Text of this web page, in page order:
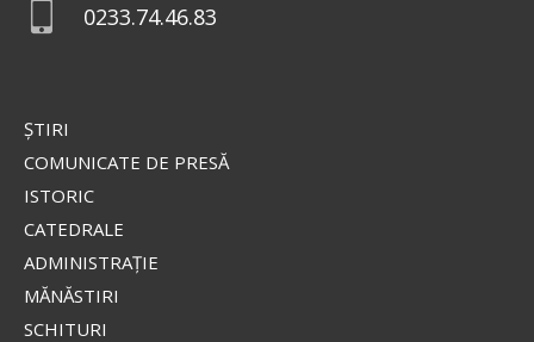
0233.74.46.83
ŞTIRI
COMUNICATE DE PRESĂ
ISTORIC
CATEDRALE
ADMINISTRAŢIE
MĂNĂSTIRI
SCHITURI